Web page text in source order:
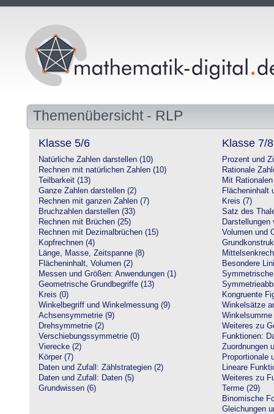
Themenübersicht - RLP
Klasse 5/6
Natürliche Zahlen darstellen (10)
Rechnen mit natürlichen Zahlen (10)
Teilbarkeit (13)
Ganze Zahlen darstellen (2)
Rechnen mit ganzen Zahlen (7)
Bruchzahlen darstellen (33)
Rechnen mit Brüchen (25)
Rechnen mit Dezimalbrüchen (15)
Kopfrechnen (4)
Länge, Masse, Zeitspanne (8)
Flächeninhalt, Volumen (2)
Messen und Größen: Anwendungen (1)
Geometrische Grundbegriffe (13)
Kreis (0)
Winkelbegriff und Winkelmessung (9)
Achsensymmetrie (9)
Drehsymmetrie (2)
Verschiebungssymmetrie (0)
Vierecke (2)
Körper (7)
Daten und Zufall: Zählstrategien (2)
Daten und Zufall: Daten (5)
Grundwissen (6)
Klasse 7/8
Prozent und
Rationale
Mit
Flächeninhalt
Kreis (7)
Satz des
Darstellungen
Volumen und
Besondere
Kongruente
Winkelsätze
Weiteres zu
Funktionen:
Zuordnungen
Proportionale
Lineare
Weiteres zu
Terme (29)
Binomische
Gleichungen